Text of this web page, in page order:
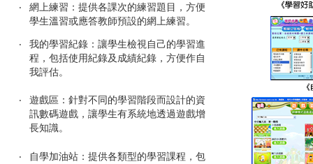
‧
網上練習：提供各課次的練習題目，方便
學生溫習或應答教師預設的網上練習。
‧
我的學習紀錄：讓學生檢視自己的學習進
程，包括使用紀錄及成績紀錄，方便作自
我評估。
‧
遊戲區：針對不同的學習階段而設計的資
訊數碼遊戲，讓學生有系統地透過遊戲增
長知識。
‧
自學加油站：提供各類型的學習課程，包